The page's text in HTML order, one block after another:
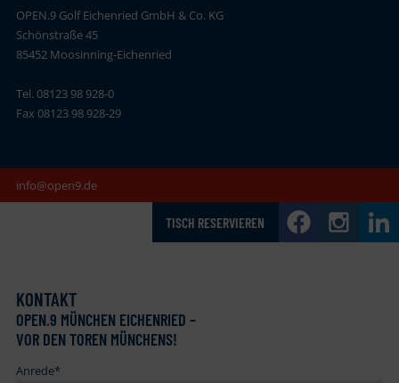
OPEN.9 Golf Eichenried GmbH & Co. KG
Schönstraße 45
85452 Moosinning-Eichenried
Tel. 08123 98 928-0
Fax 08123 98 928-29
info@open9.de
TISCH RESERVIEREN
KONTAKT
OPEN.9 MÜNCHEN EICHENRIED –
VOR DEN TOREN MÜNCHENS!
Anrede*